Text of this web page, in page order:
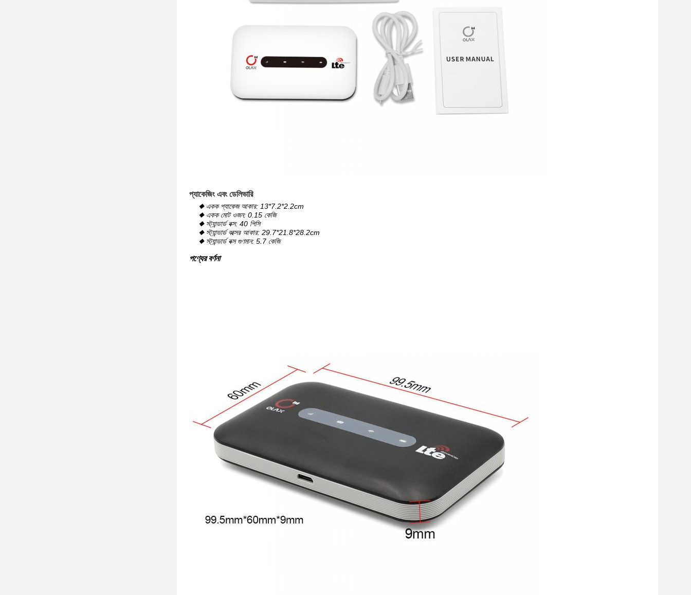
প্যাকেজিং এবং ডেলিভারি
◆ একক প্যাকেজ আকার: 13*7.2*2.2cm
◆ একক মোট ওজন: 0.15 কেজি
◆ স্ট্যান্ডার্ড বক্স: 40 পিসি
◆ স্ট্যান্ডার্ড বক্সের আকার: 29.7*21.8*28.2cm
◆ স্ট্যান্ডার্ড বক্স গুণমান: 5.7 কেজি
পণ্যের বর্ণনা